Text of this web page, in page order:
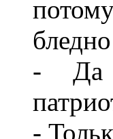
- Да
-